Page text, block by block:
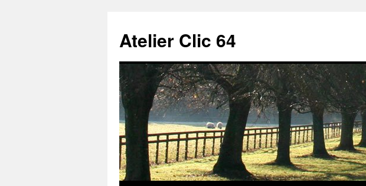
contenu
Atelier Clic 64